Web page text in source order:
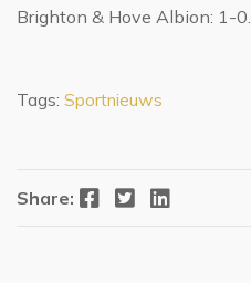
Brighton & Hove Albion: 1-0.
Tags: Sportnieuws
Share: Facebook Twitter LinkedIn